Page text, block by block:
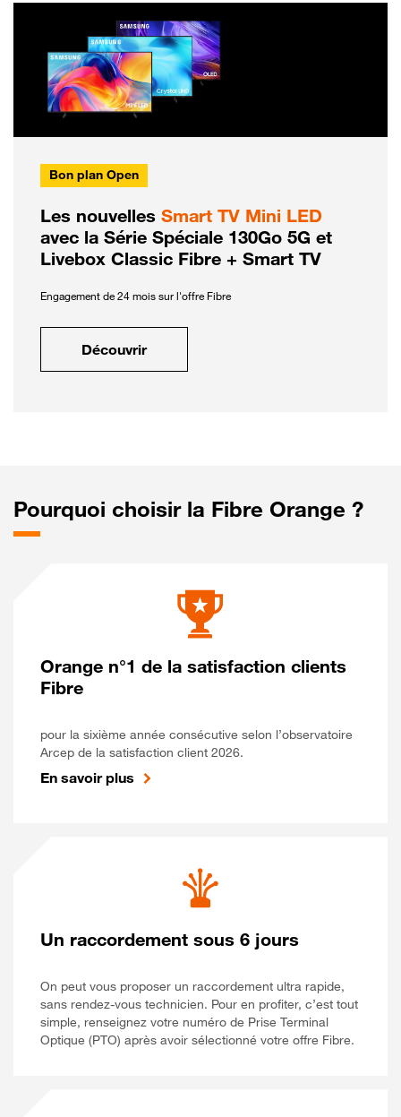
Bon plan Open
Les nouvelles Smart TV Mini LED
avec la Série Spéciale 130Go 5G et
Livebox Classic Fibre + Smart TV
Engagement de 24 mois sur l'offre Fibre
Découvrir
Pourquoi choisir la Fibre Orange ?
Orange n°1 de la satisfaction clients
Fibre
pour la sixième année consécutive selon l’observatoire
Arcep de la satisfaction client 2026.
En savoir plus
Un raccordement sous 6 jours
On peut vous proposer un raccordement ultra rapide,
sans rendez-vous technicien. Pour en profiter, c’est tout
simple, renseignez votre numéro de Prise Terminal
Optique (PTO) après avoir sélectionné votre offre Fibre.